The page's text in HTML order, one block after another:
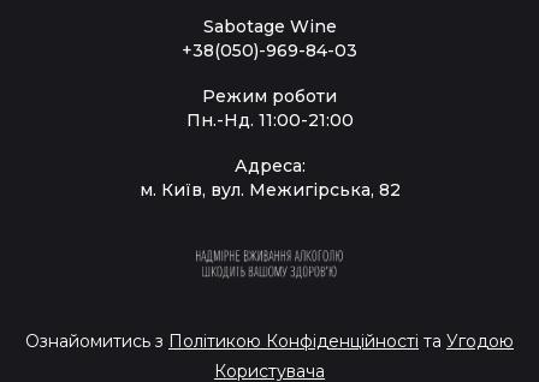
Sabotage Wine
+38(050)-969-84-03
Режим роботи
Пн.-Нд. 11:00-21:00
Адреса:
м. Київ, вул. Межигірська, 82
Ознайомитись з Політикою Конфіденційності та Угодою
Користувача